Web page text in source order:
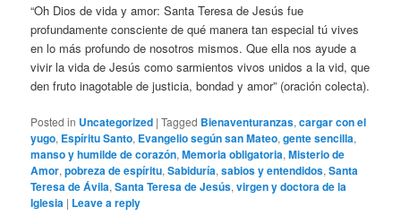
“Oh Dios de vida y amor: Santa Teresa de Jesús fue
profundamente consciente de qué manera tan especial tú vives
en lo más profundo de nosotros mismos. Que ella nos ayude a
vivir la vida de Jesús como sarmientos vivos unidos a la vid, que
den fruto inagotable de justicia, bondad y amor” (oración colecta).
Posted in Uncategorized |Tagged Bienaventuranzas,cargar con el
yugo, Espíritu Santo, Evangelio según san Mateo,gente sencilla,
manso y humilde de corazón,Memoria obligatoria,Misterio de
Amor,pobreza de espíritu,Sabiduría,sabios y entendidos,Santa
Teresa de Ávila,Santa Teresa de Jesús,virgen y doctora de la
Iglesia | Leave a reply